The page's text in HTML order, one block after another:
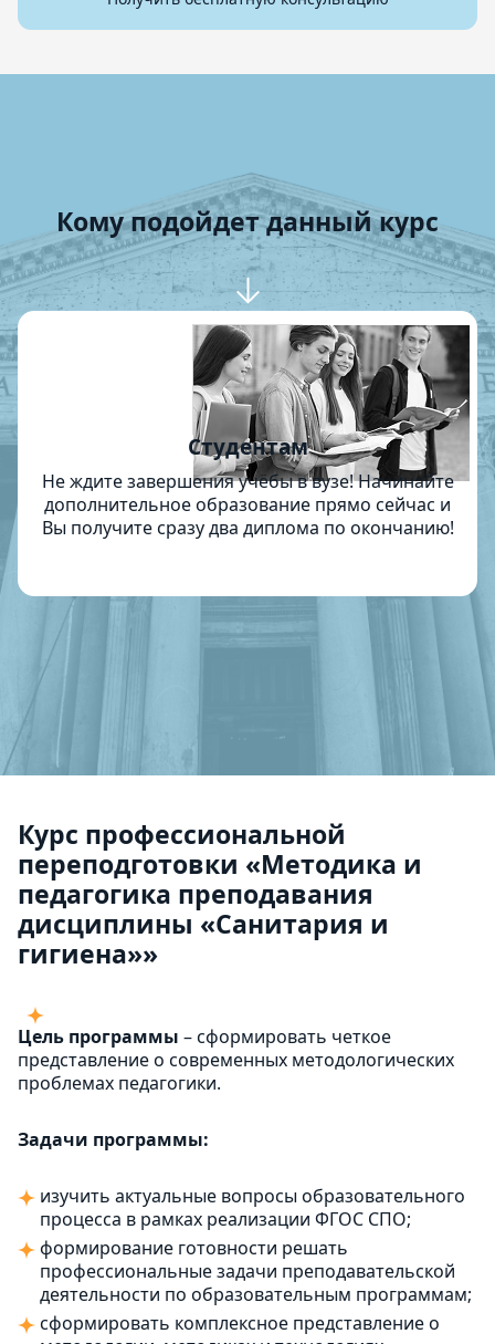
Кому подойдет данный курс
Студентам
Не ждите завершения учёбы в вузе! Начинайте
дополнительное образование прямо сейчас и
Вы получите сразу два диплома по окончанию!
Курс профессиональной
переподготовки «Методика и
педагогика преподавания
дисциплины «Санитария и
гигиена»»
Цель программы – сформировать четкое
представление о современных методологических
проблемах педагогики.
Задачи программы:
изучить актуальные вопросы образовательного
процесса в рамках реализации ФГОС СПО;
формирование готовности решать
профессиональные задачи преподавательской
деятельности по образовательным программам;
сформировать комплексное представление о